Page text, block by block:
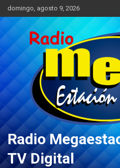
Saltar
al
contenido
domingo, agosto 9, 2026
Radio
TV Digital